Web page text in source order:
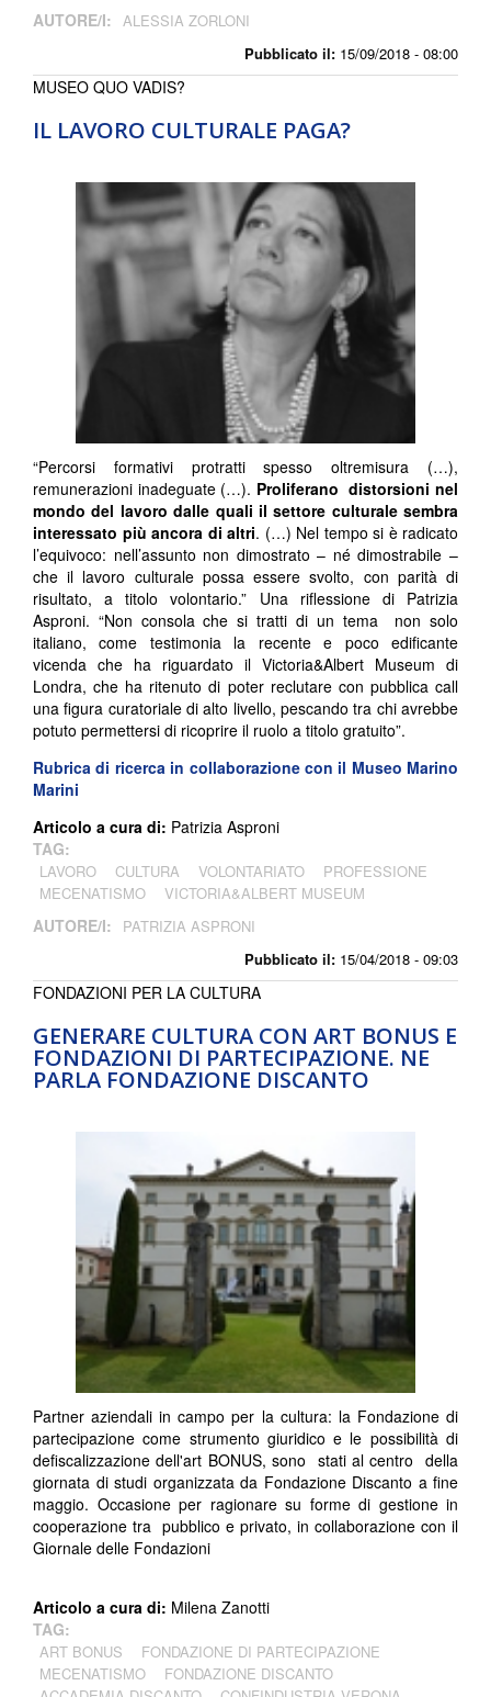
Pubblicato il: 15/09/2018 - 08:00
AUTORE/I: ALESSIA ZORLONI
IL LAVORO CULTURALE PAGA?
Pubblicato il: 15/04/2018 - 09:03
MUSEO QUO VADIS?
“Percorsi formativi protratti spesso oltremisura (…),
remunerazioni inadeguate (…). Proliferano distorsioni nel
mondo del lavoro dalle quali il settore culturale sembra
interessato più ancora di altri. (…) Nel tempo si è radicato
l’equivoco: nell’assunto non dimostrato – né dimostrabile –
che il lavoro culturale possa essere svolto, con parità di
risultato, a titolo volontario.” Una riflessione di Patrizia
Asproni. “Non consola che si tratti di un tema non solo
italiano, come testimonia la recente e poco edificante
vicenda che ha riguardato il Victoria&Albert Museum di
Londra, che ha ritenuto di poter reclutare con pubblica call
una figura curatoriale di alto livello, pescando tra chi avrebbe
potuto permettersi di ricoprire il ruolo a titolo gratuito”.
Rubrica di ricerca in collaborazione con il Museo Marino
Marini
Articolo a cura di: Patrizia Asproni
TAG:
LAVORO CULTURA VOLONTARIATO
PROFESSIONE
MECENATISMO
VICTORIA&ALBERT MUSEUM
AUTORE/I: PATRIZIA ASPRONI
GENERARE CULTURA CON ART BONUS E
FONDAZIONI DI PARTECIPAZIONE. NE
PARLA FONDAZIONE DISCANTO
FONDAZIONI PER LA CULTURA
Partner aziendali in campo per la cultura: la Fondazione di
partecipazione come strumento giuridico e le possibilità di
defiscalizzazione dell'art BONUS, sono stati al centro della
giornata di studi organizzata da Fondazione Discanto a fine
maggio. Occasione per ragionare su forme di gestione in
cooperazione tra pubblico e privato, in collaborazione con il
Giornale delle Fondazioni
Articolo a cura di: Milena Zanotti
TAG:
ART BONUS
FONDAZIONE DI PARTECIPAZIONE
MECENATISMO
FONDAZIONE DISCANTO